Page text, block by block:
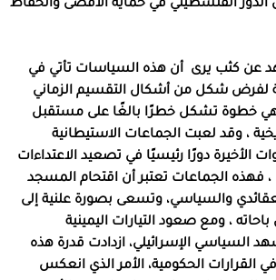
الفلسطيني في حماية الأقصى والحفاظ
عن كثب يرى أن هذه السياسات تأتي في
لفرض شكل من أشكال التقسيم الزماني
خطوة تشكل خطرًا بالغًا على مستقبل
، وقد لعبت الجماعات الاستيطانية
الأخيرة دورًا رئيسيًا في تصعيد الاعتداءات
فهذه الجماعات تعتبر أن اقتحام المسجد
والسياسي، وتسعى بصورة علنية إلى
، ومع صعود التيارات اليمينية
السياسي الإسرائيلي، ازدادت قدرة هذه
القرارات الحكومية، الأمر الذي انعكس